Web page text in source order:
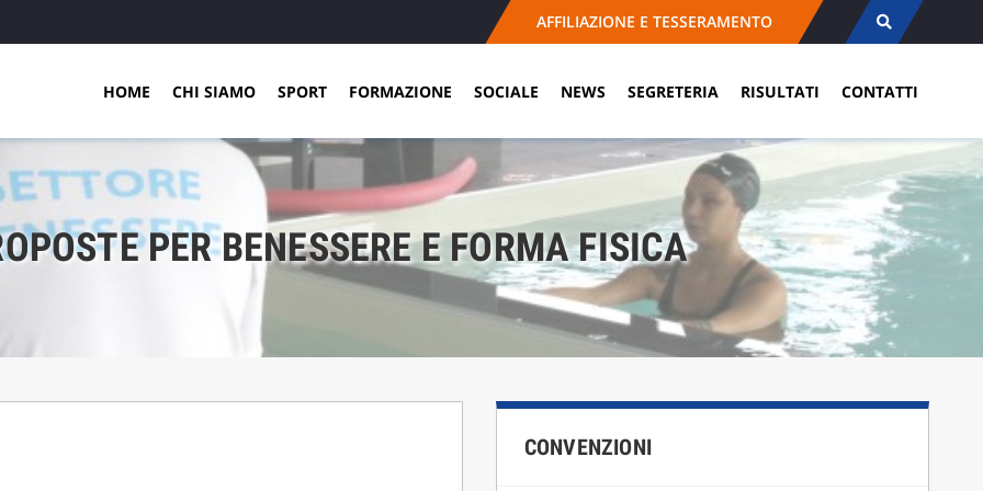
AFFILIAZIONE E TESSERAMENTO
HOME CHI SIAMO SPORT FORMAZIONE SOCIALE NEWS SEGRETERIA RISULTATI CONTATTI
PER BENESSERE E FORMA FISICA
CONVENZIONI